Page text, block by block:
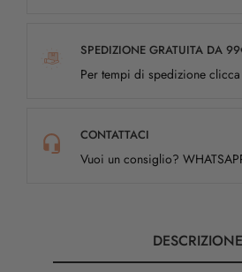
SPEDIZIONE GRATUITA DA
Per tempi di spedizione
CONTATTACI
Vuoi un consiglio?
DESCRIZIONE